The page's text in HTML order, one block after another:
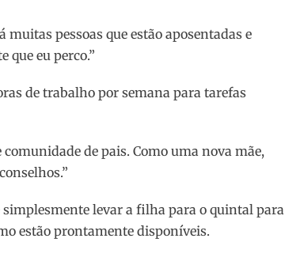
pessoas que estão aposentadas e
eu perco.”
de trabalho por semana para tarefas
de pais. Como uma nova mãe,
levar a filha para o quintal para
estão prontamente disponíveis.